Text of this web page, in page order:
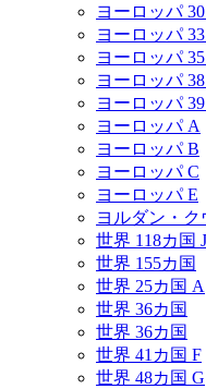
ヨーロッパ
ヨーロッパ
ヨーロッパ
ヨーロッパ
ヨーロッパ
ヨーロッパ A
ヨーロッパ B
ヨーロッパ C
ヨーロッパ E
ヨルダン・
世界 118カ国 J
世界 155カ国
世界 25カ国 A
世界 36カ国
世界 36カ国
世界 41カ国 F
世界 48カ国 G